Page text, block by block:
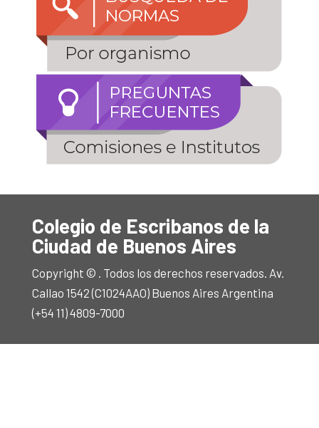
Colegio de Escribanos de la
Ciudad de Buenos Aires
Copyright © . Todos los derechos reservados. Av.
Callao 1542 (C1024AAO) Buenos Aires Argentina
(+54 11) 4809-7000